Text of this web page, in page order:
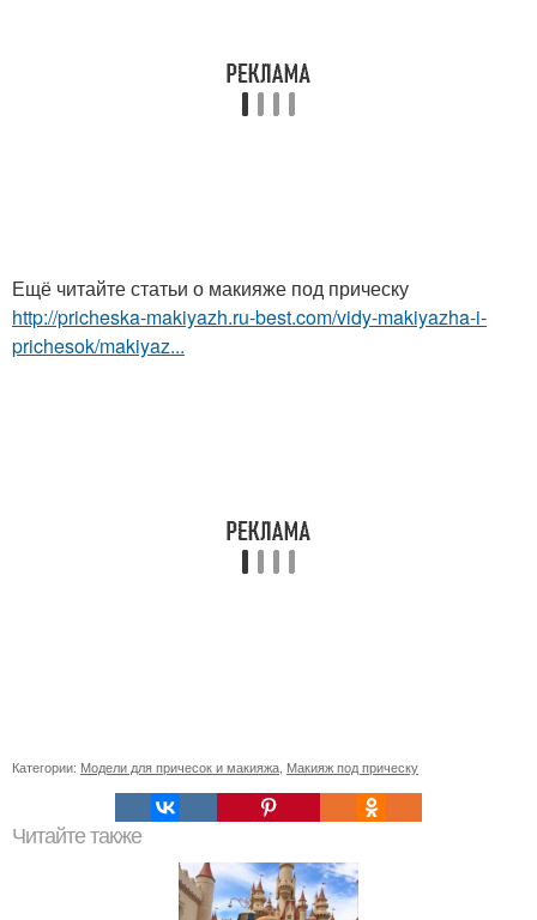
Ещё читайте статьи о макияже под прическу
http://pricheska-makiyazh.ru-best.com/vidy-makiyazha-i-
prichesok/makiyaz...
Категории: Модели для причесок и макияжа Макияж под прическу
Читайте также